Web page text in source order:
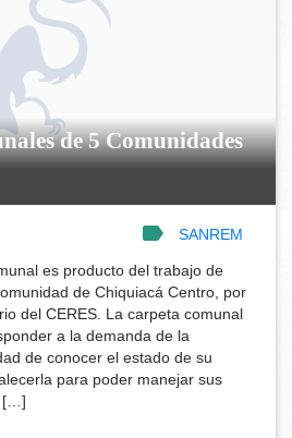
de 5 Comunidades
SANREM
es producto del trabajo de
de Chiquiacá Centro, por
del CERES. La carpeta comunal
a la demanda de la
de conocer el estado de su
para poder manejar sus
[…]